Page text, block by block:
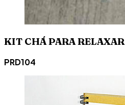
KIT CHÁ PARA RELAXAR
PRD104